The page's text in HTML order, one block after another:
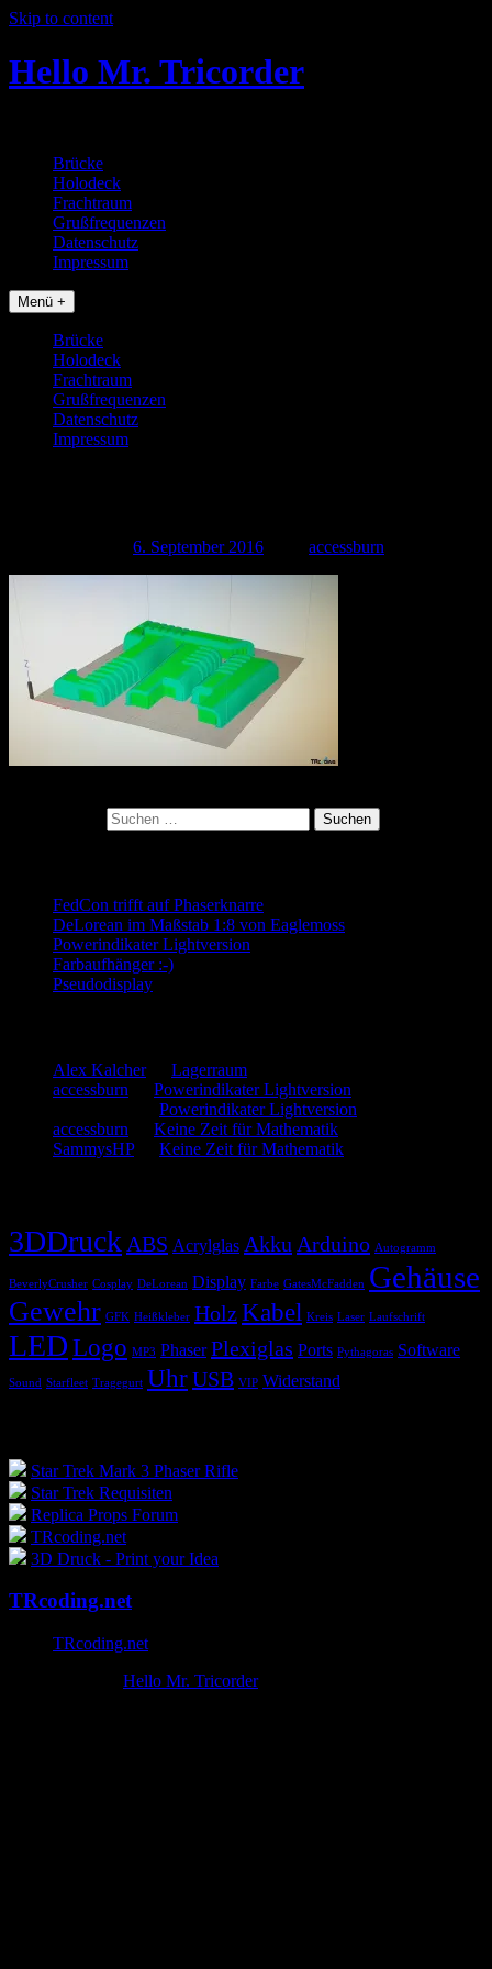
Skip to content
Hello Mr. Tricorder
Brücke
Holodeck
Frachtraum
Grußfrequenzen
Datenschutz
Impressum
Menü +
Brücke
Holodeck
Frachtraum
Grußfrequenzen
Datenschutz
Impressum
6. September 2016 accessburn
FedCon trifft auf Phaserknarre
DeLorean im Maßstab 1:8 von Eaglemoss
Powerindikater Lightversion
Farbaufhänger :-)
Pseudodisplay
Alex Kalcherzu Lagerraum
accessburn
Powerindikater Lightversion
Powerindikater Lightversion
accessburn
Keine Zeit für Mathematik
SammysHPzu Keine Zeit für Mathematik
3DDruck ABS Acrylglas Akku Arduino Autogramm
BeverlyCrusher Cosplay DeLorean Display Farbe GatesMcFadden Gehäuse
Gewehr GFK Heißkleber HolzKabel Kreis Laser Laufschrift
LEDLogo MP3 Phaser Plexiglas Ports Pythagoras Software
Sound Starfleet Tragegurt UhrUSB VIP Widerstand
Star Trek Mark 3 Phaser Rifle
Star Trek Requisiten
Replica Props Forum
TRcoding.net
3D Druck - Print your Idea
TRcoding.net
TRcoding.net
Hello Mr. Tricorder